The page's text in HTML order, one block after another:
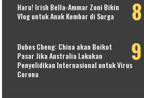
Haru! Irish Bella-Ammar Zoni Bikin
Vlog untuk Anak Kembar di Surga
Dubes Cheng: China akan Boikot
Pasar Jika Australia Lakukan
Penyelidikan Internasional untuk Virus
Corona